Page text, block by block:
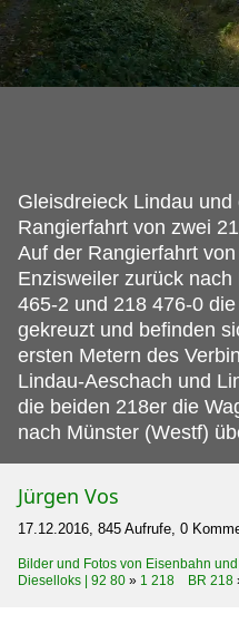
Gleisdreieck Lindau
Rangierfahrt von zwei
Auf der Rangierfahrt
Enzisweiler zurück
465-2 und 218 476-0
gekreuzt und befinden
ersten Metern des
Lindau-Aeschach und
die beiden 218er die
nach Münster (Westf)
Jürgen Vos
17.12.2016, 845 Aufrufe, 0
Bilder und Fotos von Eisenbahn
Dieselloks | 92 80 » 1 218 BR 218